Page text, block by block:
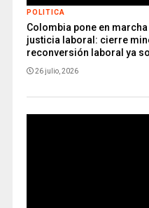
POLITICA
Colombia pone en
justicia laboral: cierre
reconversión laboral ya
26 julio, 2026